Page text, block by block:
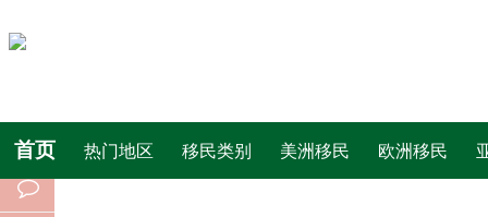
首页 热门地区 移民类别 美洲移民 欧洲移民